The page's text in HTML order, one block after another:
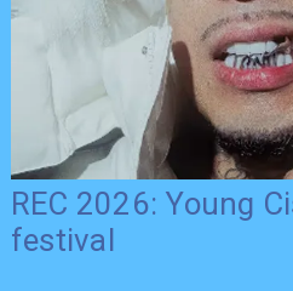
REC 2026: Young
festival